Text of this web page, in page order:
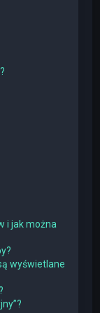
i jak można
wyświetlane